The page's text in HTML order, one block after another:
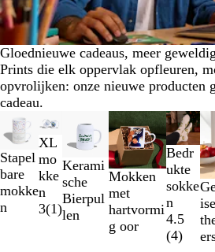
Gloednieuwe cadeaus, meer
Prints die elk oppervlak opfleuren,
opvrolijken: onze nieuwe producten
cadeau.
Nieuw
Stapel
bare
mokke
n
Nieuw
XL
mo
kke
n
3(1)
Kerami
sche
Bierpul
len
Mokken
met
hartvormi
g oor
Bedr
ukte
sokke
n
4.5
(4)
Dia's
1
t/m
2
van
8